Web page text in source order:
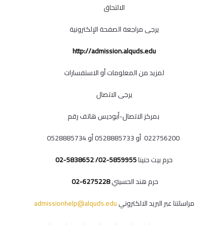
الالتحاق
يرجى مراجعة الصفحة الإلكترونية
http://admission.alquds.edu
لمزيد من المعلومات أو الاستفسارات
يرجى الاتصال
بمركز الاتصال-أبوديس هاتف رقم
حرم بيت حنينا5859955-02/ 5838652-02
حرم هند الحسيني6275228-02
مراسلتنا عبر البريد الالكترونيadmissionhelp@alquds.edu